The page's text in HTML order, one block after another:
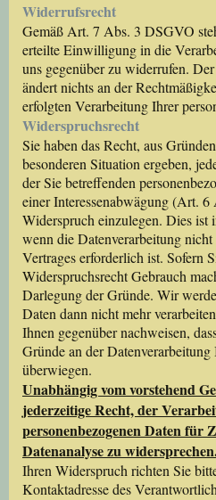
Widerrufsrecht
Gemäß Art. 7 Abs. 3 DSGVO
erteilte Einwilligung in die
uns gegenüber zu widerrufen.
ändert nichts an der
erfolgten Verarbeitung Ihrer
Widerspruchsrecht
Sie haben das Recht, aus
besonderen Situation ergeben,
der Sie betreffenden
einer Interessenabwägung (Art.
Widerspruch einzulegen. Dies ist
wenn die Datenverarbeitung
Vertrages erforderlich ist. Sofern
Widerspruchsrecht Gebrauch
Darlegung der Gründe. Wir
Daten dann nicht mehr
Ihnen gegenüber nachweisen,
Gründe an der
überwiegen.
Unabhängig vom vorstehend
jederzeitige Recht, der
personenbezogenen Daten für
Datenanalyse zu
Ihren Widerspruch richten Sie
Kontaktadresse des